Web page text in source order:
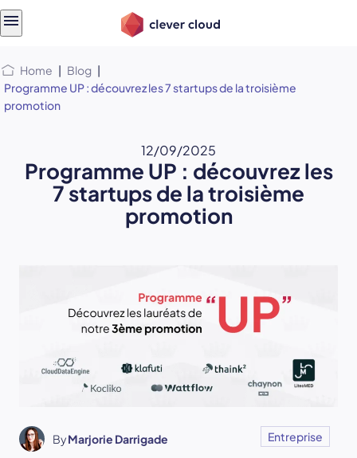
Home | Blog |
Programme UP : découvrez les 7 startups de la troisième
promotion
12/09/2025
Programme UP : découvrez les
7 startups de la troisième
promotion
ByMarjorie Darrigade Entreprise